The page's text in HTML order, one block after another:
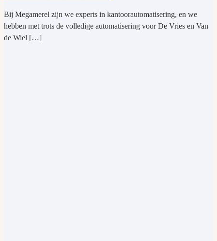
Bij Megamerel zijn we experts in kantoorautomatisering, en we
hebben met trots de volledige automatisering voor De Vries en Van
de Wiel […]